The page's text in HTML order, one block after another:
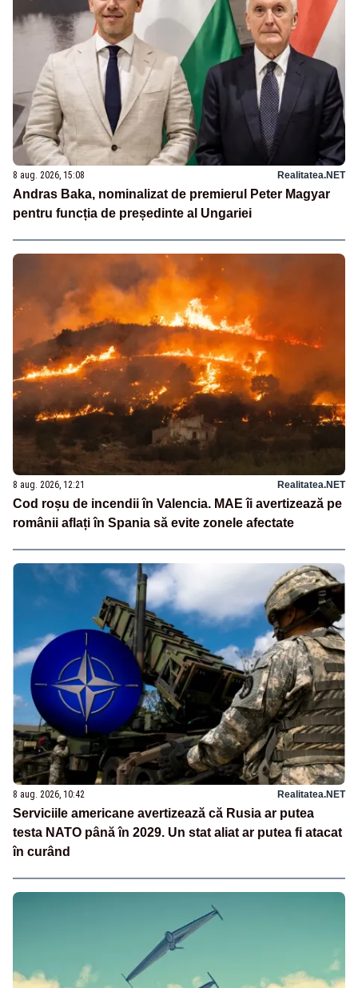
8 aug. 2026, 15:08 Realitatea.NET
Andras Baka, nominalizat de premierul Peter Magyar
pentru funcția de președinte al Ungariei
8 aug. 2026, 12:21 Realitatea.NET
Cod roșu de incendii în Valencia. MAE îi avertizează pe
românii aflați în Spania să evite zonele afectate
8 aug. 2026, 10:42 Realitatea.NET
Serviciile americane avertizează că Rusia ar putea
testa NATO până în 2029. Un stat aliat ar putea fi atacat
în curând